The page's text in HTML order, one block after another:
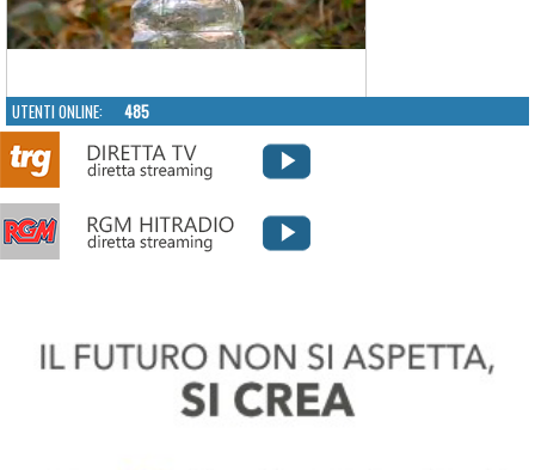
UTENTI ONLINE: 485